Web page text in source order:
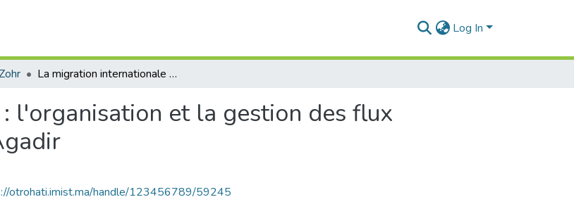
Log In
La migration internationale : l'organisation et la gestion des flux migratoires à l'aéroport d'Agadir
l'organisation et la gestion des flux
otrohati.imist.ma/handle/123456789/59245